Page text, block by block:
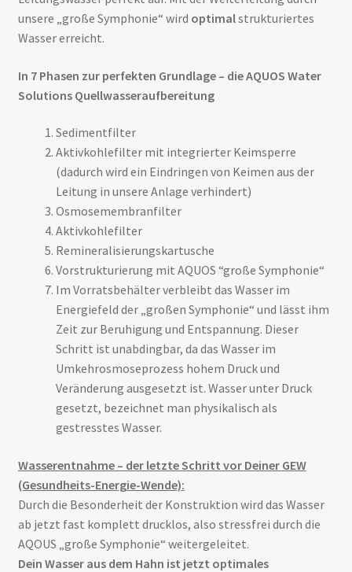
unsere „große Symphonie“ wird optimalstrukturiertes
Wasser erreicht.
In 7 Phasen zur perfekten Grundlage – die AQUOS Water
Solutions Quellwasseraufbereitung
Sedimentfilter
Aktivkohlefilter mit integrierter Keimsperre
(dadurch wird ein Eindringen von Keimen aus der
Leitung in unsere Anlage verhindert)
Osmosemembranfilter
Aktivkohlefilter
Remineralisierungskartusche
Vorstrukturierung mit AQUOS “große Symphonie“
Im Vorratsbehälter verbleibt das Wasser im
Energiefeld der „großen Symphonie“ und lässt ihm
Zeit zur Beruhigung und Entspannung. Dieser
Schritt ist unabdingbar, da das Wasser im
Umkehrosmoseprozess hohem Druck und
Veränderung ausgesetzt ist. Wasser unter Druck
gesetzt, bezeichnet man physikalisch als
gestresstes Wasser.
Wasserentnahme – der letzte Schritt vor Deiner GEW
(Gesundheits-Energie-Wende):
Durch die Besonderheit der Konstruktion wird das Wasser
ab jetzt fast komplett drucklos, also stressfrei durch die
AQOUS „große Symphonie“ weitergeleitet.
Dein Wasser aus dem Hahn ist jetzt optimales